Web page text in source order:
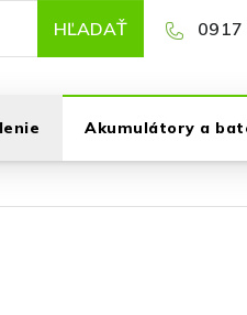
HĽADAŤ
Akumulátory a